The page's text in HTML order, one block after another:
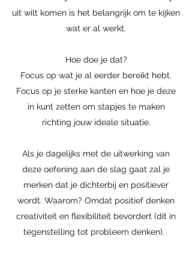
uit wilt komen is het belangrijk om te kijken
wat er al werkt.
Hoe doe je dat?
Focus op wat je al eerder bereikt hebt.
Focus op je sterke kanten en hoe je deze
in kunt zetten om stapjes te maken
richting jouw ideale situatie.
Als je dagelijks met de uitwerking van
deze oefening aan de slag gaat zal je
merken dat je dichterbij en positiever
wordt. Waarom? Omdat positief denken
creativiteit en flexibiliteit bevordert (dit in
tegenstelling tot probleem denken).